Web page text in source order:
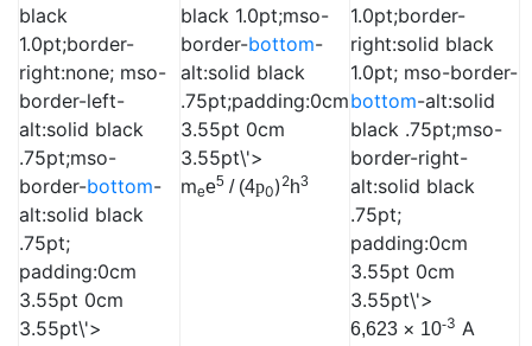
black
1.0pt;border-
right:none; mso-
border-left-
alt:solid black
.75pt;mso-
border-bottom-
alt:solid black
.75pt;
padding:0cm
3.55pt 0cm
3.55pt\'>
black 1.0pt;mso-
border-bottom-
alt:solid black
.75pt;padding:0cm
3.55pt 0cm
3.55pt\'>
mee5 / (4p0) 2h3
1.0pt;border-
right:solid black
1.0pt; mso-border-
bottom-alt:solid
black .75pt;mso-
border-right-
alt:solid black
.75pt;
padding:0cm
3.55pt 0cm
3.55pt\'>
6,623 × 10-3 A